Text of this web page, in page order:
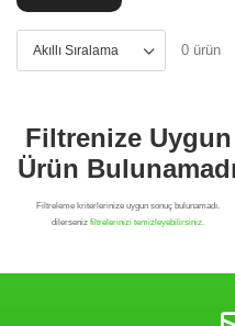
0 ürün